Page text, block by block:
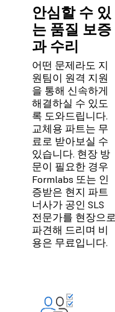
안심할 수 있
는 품질 보증
과 수리
어떤 문제라도 지
원팀이 원격 지원
을 통해 신속하게
해결하실 수 있도
록 도와드립니다.
교체용 파트는 무
료로 받아보실 수
있습니다. 현장 방
문이 필요한 경우
Formlabs 또는 인
증받은 현지 파트
너사가 공인 SLS
전문가를 현장으로
파견해 드리며 비
용은 무료입니다.